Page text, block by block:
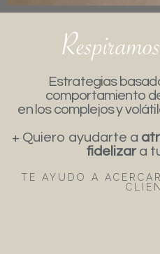
Estrategias
comportamiento
en los complejos y
+ Quiero ayudarte a
fidelizar a
TE AYUDO A